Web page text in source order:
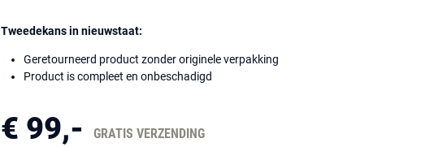
Tweedekans in nieuwstaat:
Geretourneerd product zonder originele verpakking
Product is compleet en onbeschadigd
€ 99,- GRATIS VERZENDING